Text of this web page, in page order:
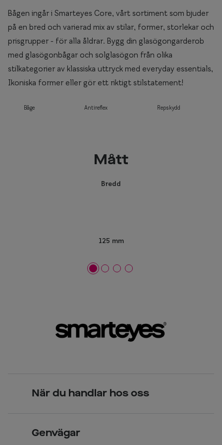
Bågen ingår i Smarteyes Core, vårt sortiment som bjuder
på en bred och varierad mix av stilar, former, storlekar och
prisgrupper - för alla åldrar. Bygg din glasögongarderob
med glasögonbågar och solglasögon från olika
stilkategorier av klassiska uttryck med everyday essentials,
Ikoniska former eller gör ett riktigt stilstatement!
Båge Antireflex Repskydd
Mått
Bredd
125 mm
När du handlar hos oss
Genvägar